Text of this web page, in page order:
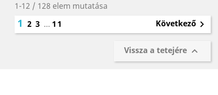
1-12 / 128 elem mutatása
1 2 3 … 11 Következő 
Vissza a tetejére 